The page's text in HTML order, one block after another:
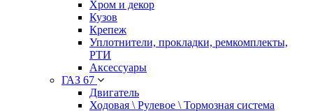
Хром и декор
Кузов
Крепеж
Уплотнители, прокладки, ремкомплекты,
РТИ
Аксессуары
ГАЗ 67
Двигатель
Ходовая \ Рулевое \ Тормозная система